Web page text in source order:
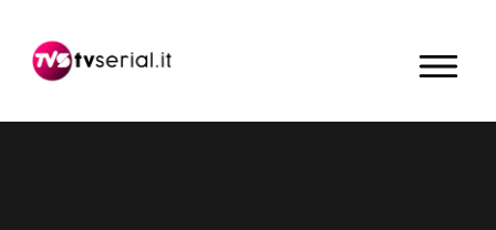
navigazione
contenuto
barra
primaria
MENU